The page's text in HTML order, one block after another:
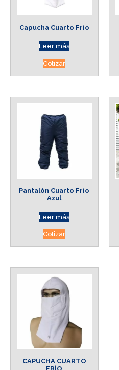
Capucha Cuarto Frio
Leer más
Cotizar
Pantalón Cuarto Frio
Azul
Leer más
Cotizar
CAPUCHA CUARTO